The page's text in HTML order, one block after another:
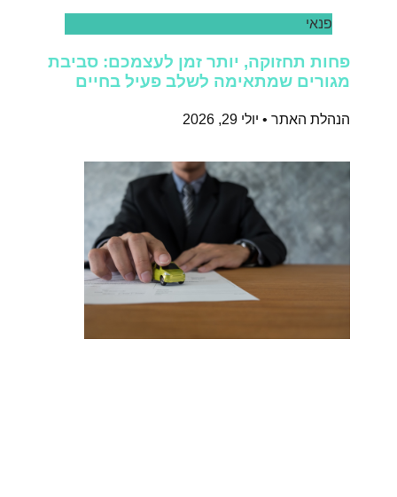
פנאי
פחות תחזוקה, יותר זמן לעצמכם: סביבת
מגורים שמתאימה לשלב פעיל בחיים
הנהלת האתר יולי 29, 2026